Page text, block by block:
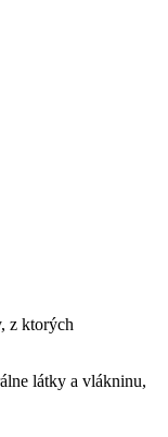
z ktorých
látky a vlákninu,